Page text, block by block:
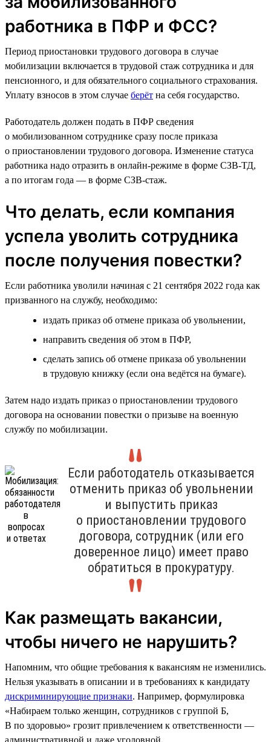
работника в ПФР и ФСС?
Период приостановки трудового договора в случае
мобилизации включается в трудовой стаж сотрудника и для
пенсионного, и для обязательного социального страхования.
Уплату взносов в этом случае берёт на себя государство.
Работодатель должен подать в ПФР сведения
о мобилизованном сотруднике сразу после приказа
о приостановлении трудового договора. Изменение статуса
работника надо отразить в онлайн-режиме в форме СЗВ-ТД,
а по итогам года — в форме СЗВ-стаж.
Что делать, если компания
успела уволить сотрудника
после получения повестки?
Если работника уволили начиная с 21 сентября 2022 года как
призванного на службу, необходимо:
издать приказ об отмене приказа об увольнении,
направить сведения об этом в ПФР,
сделать запись об отмене приказа об увольнении
в трудовую книжку (если она ведётся на бумаге).
Затем надо издать приказ о приостановлении трудового
договора на основании повестки о призыве на военную
службу по мобилизации.
Если работодатель отказывается
отменить приказ об увольнении
и выпустить приказ
о приостановлении трудового
договора, сотрудник (или его
доверенное лицо) имеет право
обратиться в прокуратуру.
Как размещать вакансии,
чтобы ничего не нарушить?
Напомним, что общие требования к вакансиям не изменились.
Нельзя указывать в описании и в требованиях к кандидату
дискриминирующие признаки. Например, формулировка
«Набираем только женщин, сотрудников с группой Б,
В по здоровью» грозит привлечением к ответственности —
административной и даже уголовной.